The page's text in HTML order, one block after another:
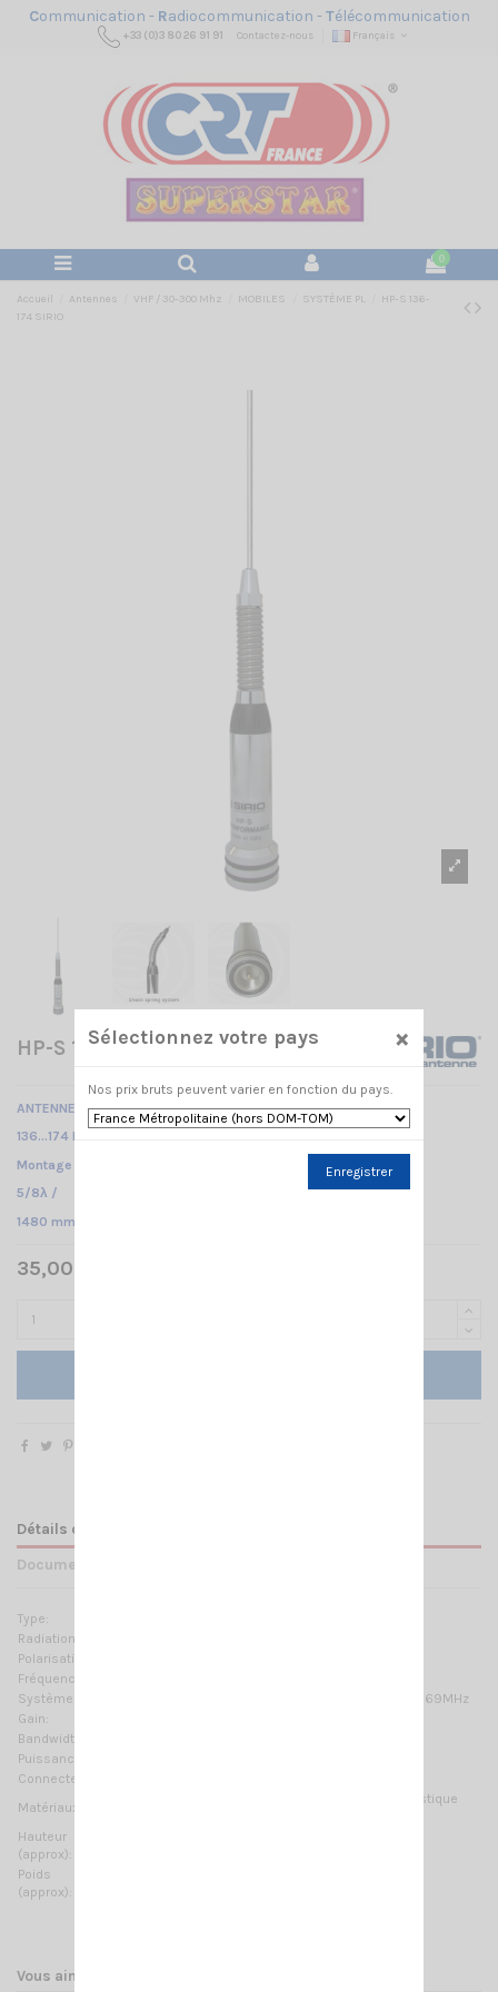
Communication - Radiocommunication -Télécommunication
+33 (0)3 80 26 91 91 Contactez-nous Français
0
Accueil Antennes VHF / 30-300 Mhz MOBILES SYSTÈME PL
HP-S 136-
174 SIRIO
HP-S 136-174 SIRIO
ANTENNE MOBILE
136…174 MHz réglable /
Montage PL /
5/8λ /
1480 mm
35,00 € TTC
Détails du produit
Documents joints
Type:
Radiation:
Polarisation:
Fréquences:
Systèmes:
2m-HAM, VHF Marine Band, ORBCOMM M2M, ISM-169MHz
Gain:
Bandwidth:
Puissance Max:
Connecteur:
Matériaux:
Laiton chromé, Acier inoxydable 17/7 PH, Thermoplastique
Hauteur
(approx):
Poids
(approx):
Vous aimerez aussi
Sélectionnez votre pays ×
Nos prix bruts peuvent varier en fonction du pays.
Enregistrer